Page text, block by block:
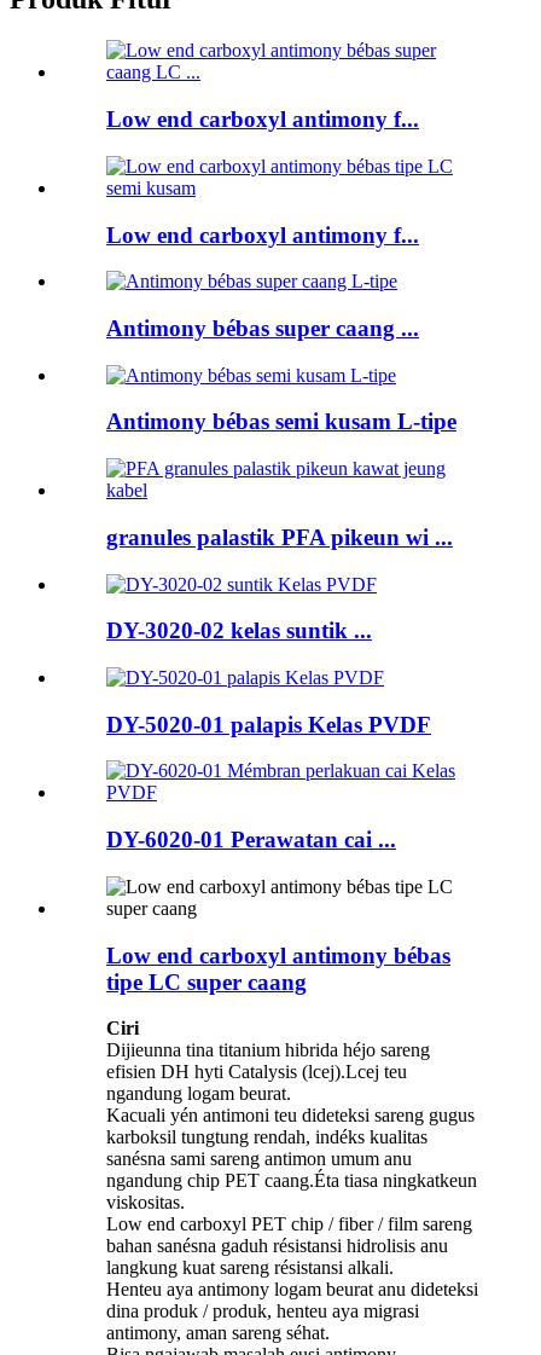
Low end carboxyl antimony f...
Low end carboxyl antimony f...
Antimony bébas super caang ...
Antimony bébas semi kusam L-tipe
granules palastik PFA pikeun wi ...
DY-3020-02 kelas suntik ...
DY-5020-01 palapis Kelas PVDF
DY-6020-01 Perawatan cai ...
Low end carboxyl antimony bébas
tipe LC super caang
Ciri
Dijieunna tina titanium hibrida héjo sareng
efisien DH hyti Catalysis (lcej).Lcej teu
ngandung logam beurat.
Kacuali yén antimoni teu dideteksi sareng gugus
karboksil tungtung rendah, indéks kualitas
sanésna sami sareng antimon umum anu
ngandung chip PET caang.Éta tiasa ningkatkeun
viskositas.
Low end carboxyl PET chip / fiber / film sareng
bahan sanésna gaduh résistansi hidrolisis anu
langkung kuat sareng résistansi alkali.
Henteu aya antimony logam beurat anu dideteksi
dina produk / produk, henteu aya migrasi
antimony, aman sareng séhat.